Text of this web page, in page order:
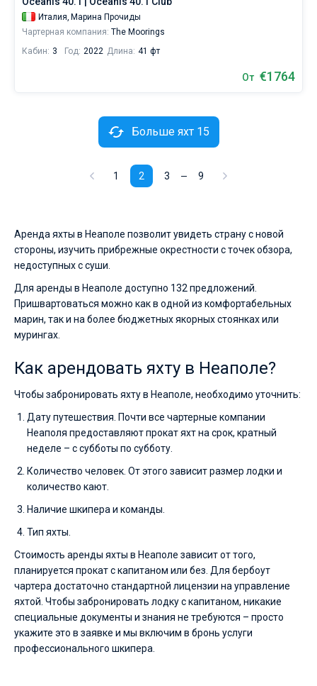
Италия, Марина Прочиды
Чартерная компания: The Moorings
Кабин: 3 Год: 2022 Длина: 41 фт
От €1764
1 2 3 9
Больше яхт 15
Аренда яхты в Неаполе позволит увидеть страну с новой
стороны, изучить прибрежные окрестности с точек обзора,
недоступных с суши.
Для аренды в Неаполе доступно 132 предложений.
Пришвартоваться можно как в одной из комфортабельных
марин, так и на более бюджетных якорных стоянках или
мурингах.
Как арендовать яхту в Неаполе?
Чтобы забронировать яхту в Неаполе, необходимо уточнить:
Дату путешествия. Почти все чартерные компании
Неаполя предоставляют прокат яхт на срок, кратный
неделе – с субботы по субботу.
Количество человек. От этого зависит размер лодки и
количество кают.
Наличие шкипера и команды.
Тип яхты.
Стоимость аренды яхты в Неаполе зависит от того,
планируется прокат с капитаном или без. Для бербоут
чартера достаточно стандартной лицензии на управление
яхтой. Чтобы забронировать лодку с капитаном, никакие
специальные документы и знания не требуются – просто
укажите это в заявке и мы включим в бронь услуги
профессионального шкипера.